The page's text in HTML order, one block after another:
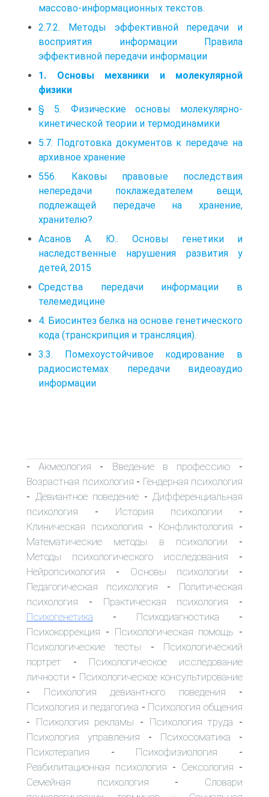
массово-информационных текстов.
2.7.2. Методы эффективной передачи и
восприятия информации Правила
эффективной передачи информации
1. Основы механики и молекулярной
физики
§ 5. Физические основы молекулярно-
кинетической теории и термодинамики
5.7. Подготовка документов к передаче на
архивное хранение
556. Каковы правовые последствия
непередачи поклажедателем вещи,
подлежащей передаче на хранение,
хранителю?
Асанов А. Ю.. Основы генетики и
наследственные нарушения разви­тия у
детей, 2015
Средства передачи информации в
телемедицине
4. Биосинтез белка на основе генетического
кода (транскрипция и трансляция).
3.3. Помехоустойчивое кодирование в
радиосистемах передачи видеоаудио
информации
-Акмеология - Введение в профессию -
Возрастная психология - Гендерная психология
- Девиантное поведение - Дифференциальная
психология - История психологии -
Клиническая психология - Конфликтология -
Математические методы в психологии -
Методы психологического исследования -
Нейропсихология - Основы психологии -
Педагогическая психология - Политическая
психология - Практическая психология -
Психогенетика - Психодиагностика -
Психокоррекция - Психологическая помощь -
Психологические тесты - Психологический
портрет - Психологическое исследование
личности - Психологическое консультирование
- Психология девиантного поведения -
Психология и педагогика - Психология общения
- Психология рекламы - Психология труда -
Психология управления - Психосоматика -
Психотерапия - Психофизиология -
Реабилитационная психология - Сексология -
Семейная психология - Словари